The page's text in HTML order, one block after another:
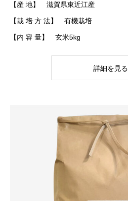
【産 地】 滋賀県東近江産
【栽 培 方 法】 有機栽培
【内 容 量】 玄米5kg
詳細を見る